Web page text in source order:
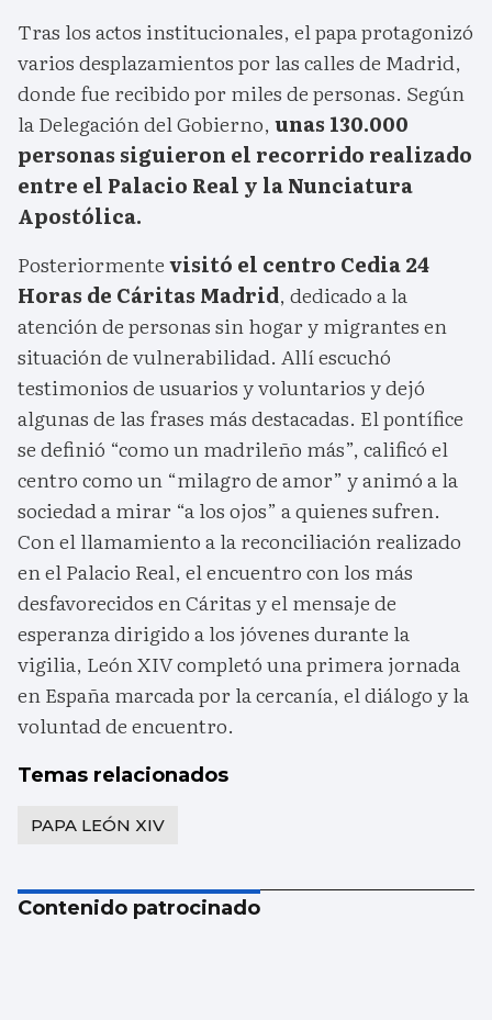
Tras los actos institucionales, el papa protagonizó
varios desplazamientos por las calles de Madrid,
donde fue recibido por miles de personas. Según
la Delegación del Gobierno, unas 130.000
personas siguieron el recorrido realizado
entre el Palacio Real y la Nunciatura
Apostólica.
Posteriormentevisitó el centro Cedia 24
Horas de Cáritas Madrid, dedicado a la
atención de personas sin hogar y migrantes en
situación de vulnerabilidad. Allí escuchó
testimonios de usuarios y voluntarios y dejó
algunas de las frases más destacadas. El pontífice
se definió “como un madrileño más”, calificó el
centro como un “milagro de amor” y animó a la
sociedad a mirar “a los ojos” a quienes sufren.
Con el llamamiento a la reconciliación realizado
en el Palacio Real, el encuentro con los más
desfavorecidos en Cáritas y el mensaje de
esperanza dirigido a los jóvenes durante la
vigilia, León XIV completó una primera jornada
en España marcada por la cercanía, el diálogo y la
voluntad de encuentro.
Temas relacionados
PAPA LEÓN XIV
Contenido patrocinado